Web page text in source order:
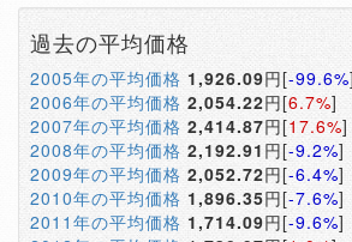
過去の平均価格
2005年の平均価格 1,926.09円[-99.6%]
2006年の平均価格 2,054.22円[6.7%]
2007年の平均価格 2,414.87円[17.6%]
2008年の平均価格 2,192.91 円[-9.2%]
2009年の平均価格 2,052.72円[-6.4%]
2010年の平均価格 1,896.35円[-7.6%]
2011年の平均価格 1,714.09円[-9.6%]